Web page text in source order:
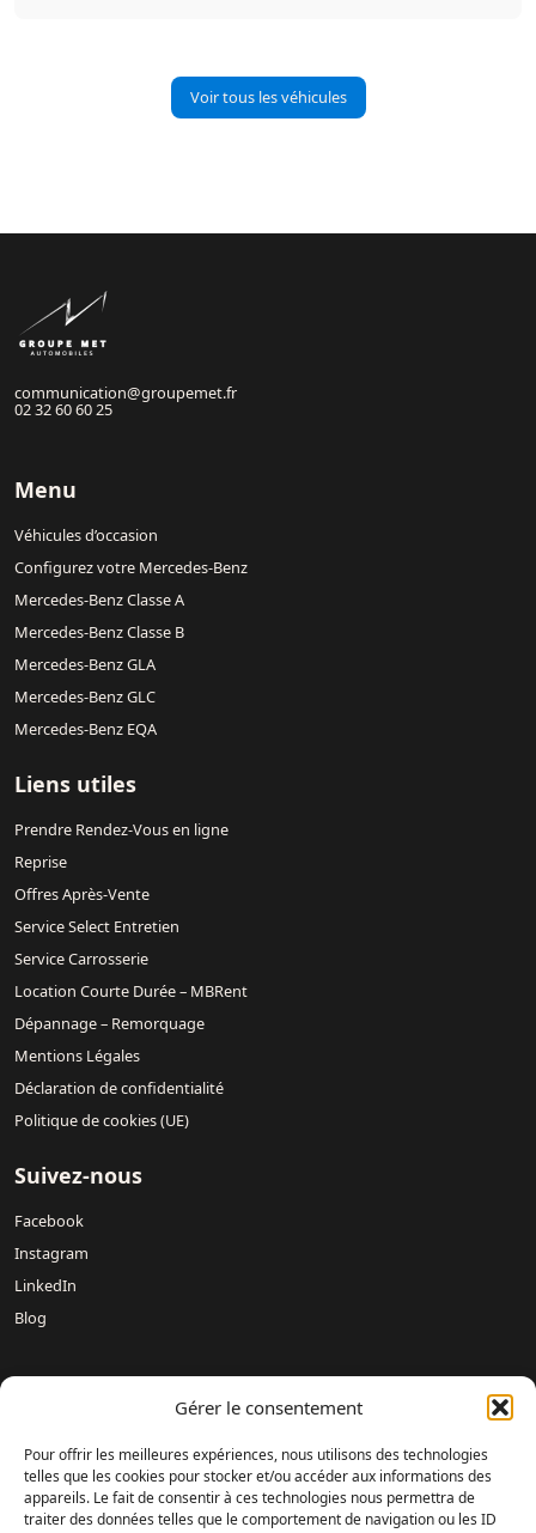
Gérer le consentement
Pour offrir les meilleures expériences, nous utilisons des technologies
telles que les cookies pour stocker et/ou accéder aux informations des
appareils. Le fait de consentir à ces technologies nous permettra de
traiter des données telles que le comportement de navigation ou les ID
Voir tous les véhicules
communication@groupemet.fr
02 32 60 60 25
Menu
Véhicules d’occasion
Configurez votre Mercedes-Benz
Mercedes-Benz Classe A
Mercedes-Benz Classe B
Mercedes-Benz GLA
Mercedes-Benz GLC
Mercedes-Benz EQA
Liens utiles
Prendre Rendez-Vous en ligne
Reprise
Offres Après-Vente
Service Select Entretien
Service Carrosserie
Location Courte Durée – MBRent
Dépannage – Remorquage
Mentions Légales
Déclaration de confidentialité
Politique de cookies (UE)
Suivez-nous
Facebook
Instagram
LinkedIn
Blog
Mercedes-Benz DREUX /
Mercedes-Benz
Mercedes-Benz Mondeville Caen – AUBIN NORMANDIE /
Mercedes-Benz Le Havre – LAMARTINE AUTOMOBILES /
Mercedes-Benz Magnanville – DAVIS MONGAZONS /
Mercedes-Benz Fontenay-sur-Eure – DAVIS 28 /Mercedes-Benz